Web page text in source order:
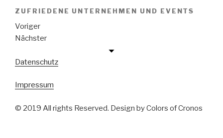
ZUFRIEDENE UNTERNEHMEN UND EVENTS
Voriger
Nächster
Datenschutz
Impressum
© 2019 All rights Reserved. Design by Colors of Cronos